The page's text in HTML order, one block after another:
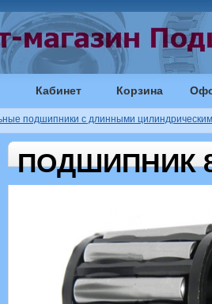
Кабинет Корзина
подшипники с длинными
ПОДШИПНИК